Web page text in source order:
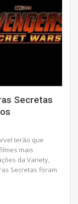
Secretas
terão que
mais
da Variety,
Secretas foram